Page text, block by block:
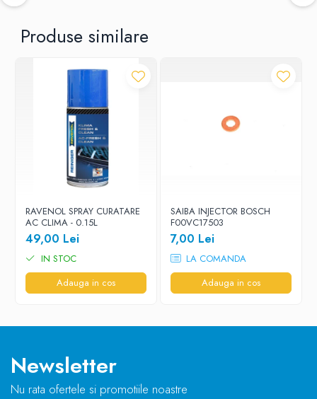
Produse similare
RAVENOL SPRAY CURATARE
AC CLIMA - 0.15L
49,00 Lei
IN STOC
Adauga in cos
SAIBA INJECTOR BOSCH
F00VC17503
7,00 Lei
LA COMANDA
Adauga in cos
Newsletter
Nu rata ofertele si promotiile noastre